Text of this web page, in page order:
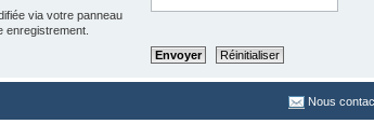
via votre panneau
enregistrement.
Nous